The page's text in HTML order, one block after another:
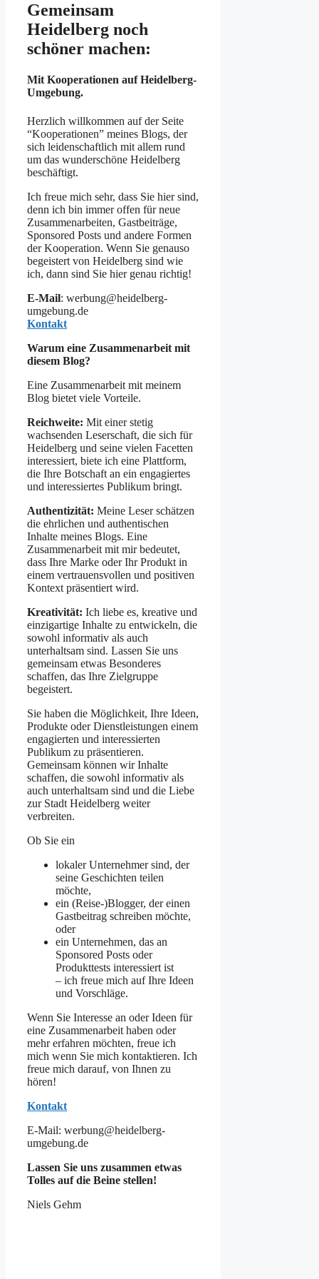
Gemeinsam
Heidelberg noch
schöner machen:
Mit Kooperationen auf Heidelberg-
Umgebung.
Herzlich willkommen auf der Seite
“Kooperationen” meines Blogs, der
sich leidenschaftlich mit allem rund
um das wunderschöne Heidelberg
beschäftigt.
Ich freue mich sehr, dass Sie hier sind,
denn ich bin immer offen für neue
Zusammenarbeiten, Gastbeiträge,
Sponsored Posts und andere Formen
der Kooperation. Wenn Sie genauso
begeistert von Heidelberg sind wie
ich, dann sind Sie hier genau richtig!
E-Mail: werbung@heidelberg-
umgebung.de
Kontakt
Warum eine Zusammenarbeit mit
diesem Blog?
Eine Zusammenarbeit mit meinem
Blog bietet viele Vorteile.
Reichweite: Mit einer stetig
wachsenden Leserschaft, die sich für
Heidelberg und seine vielen Facetten
interessiert, biete ich eine Plattform,
die Ihre Botschaft an ein engagiertes
und interessiertes Publikum bringt.
Authentizität: Meine Leser schätzen
die ehrlichen und authentischen
Inhalte meines Blogs. Eine
Zusammenarbeit mit mir bedeutet,
dass Ihre Marke oder Ihr Produkt in
einem vertrauensvollen und positiven
Kontext präsentiert wird.
Kreativität: Ich liebe es, kreative und
einzigartige Inhalte zu entwickeln, die
sowohl informativ als auch
unterhaltsam sind. Lassen Sie uns
gemeinsam etwas Besonderes
schaffen, das Ihre Zielgruppe
begeistert.
Sie haben die Möglichkeit, Ihre Ideen,
Produkte oder Dienstleistungen einem
engagierten und interessierten
Publikum zu präsentieren.
Gemeinsam können wir Inhalte
schaffen, die sowohl informativ als
auch unterhaltsam sind und die Liebe
zur Stadt Heidelberg weiter
verbreiten.
Ob Sie ein
lokaler Unternehmer sind, der
seine Geschichten teilen
möchte,
ein (Reise-)Blogger, der einen
Gastbeitrag schreiben möchte,
oder
ein Unternehmen, das an
Sponsored Posts oder
Produkttests interessiert ist
– ich freue mich auf Ihre Ideen
und Vorschläge.
Wenn Sie Interesse an oder Ideen für
eine Zusammenarbeit haben oder
mehr erfahren möchten, freue ich
mich wenn Sie mich kontaktieren. Ich
freue mich darauf, von Ihnen zu
hören!
Kontakt
E-Mail: werbung@heidelberg-
umgebung.de
Lassen Sie uns zusammen etwas
Tolles auf die Beine stellen!
Niels Gehm